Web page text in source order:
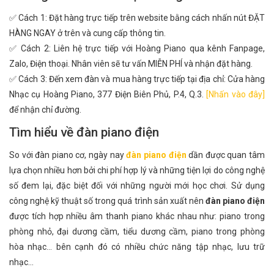
✅ Cách 1: Đặt hàng trực tiếp trên website bằng cách nhấn nút ĐẶT
HÀNG NGAY ở trên và cung cấp thông tin.
✅ Cách 2: Liên hệ trực tiếp với Hoàng Piano qua kênh Fanpage,
Zalo, Điện thoại. Nhân viên sẽ tư vấn MIỄN PHÍ và nhận đặt hàng.
✅ Cách 3: Đến xem đàn và mua hàng trực tiếp tại địa chỉ: Cửa hàng
Nhạc cụ Hoàng Piano, 377 Điện Biên Phủ, P.4, Q.3.
[Nhấn vào đây]
để nhận chỉ đường.
Tìm hiểu về đàn piano điện
So với đàn piano cơ, ngày nayđàn piano điện dần được quan tâm
lựa chọn nhiều hơn bởi chi phí hợp lý và những tiện lợi do công nghệ
số đem lại, đặc biệt đối với những người mới học chơi. Sử dụng
công nghệ kỹ thuật số trong quá trình sản xuất nên đàn piano điện
được tích hợp nhiều âm thanh piano khác nhau như: piano trong
phòng nhỏ, đại dương cầm, tiểu dương cầm, piano trong phòng
hòa nhạc... bên cạnh đó có nhiều chức năng tập nhạc, lưu trữ
nhạc...